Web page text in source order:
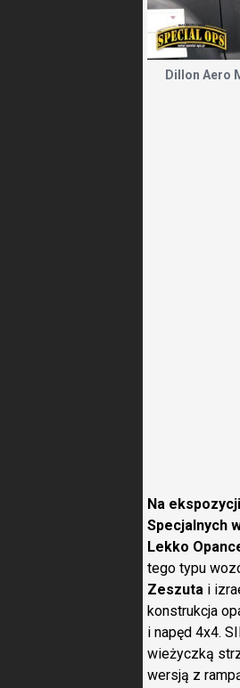
Dillon Aero
Na
Specjalnych
Lekko
tego typu
Zeszuta i
konstrukcja
i napęd 4x4.
wieżyczką
wersją z